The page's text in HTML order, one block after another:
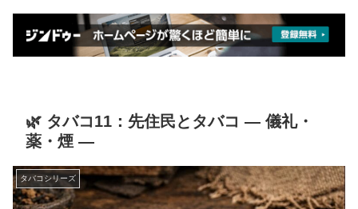
🌿 タバコ11：先住民とタバコ ― 儀礼・
薬・煙 ―
タバコシリーズ